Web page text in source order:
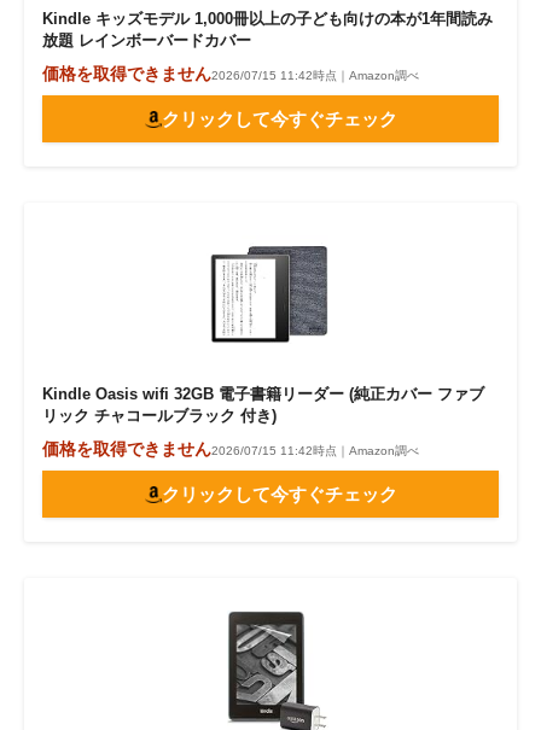
Kindle キッズモデル 1,000冊以上の子ども向けの本が1年間読み
放題 レインボーバードカバー
価格を取得できません2026/07/15 11:42時点｜Amazon調べ
クリックして今すぐチェック
Kindle Oasis wifi 32GB 電子書籍リーダー (純正カバー ファブ
リック チャコールブラック 付き)
価格を取得できません2026/07/15 11:42時点｜Amazon調べ
クリックして今すぐチェック